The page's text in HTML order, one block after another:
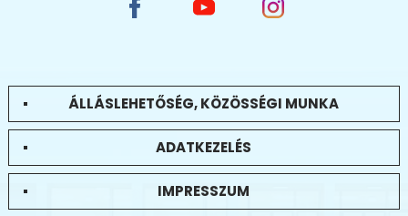
ÁLLÁSLEHETŐSÉG, KÖZÖSSÉGI MUNKA
ADATKEZELÉS
IMPRESSZUM